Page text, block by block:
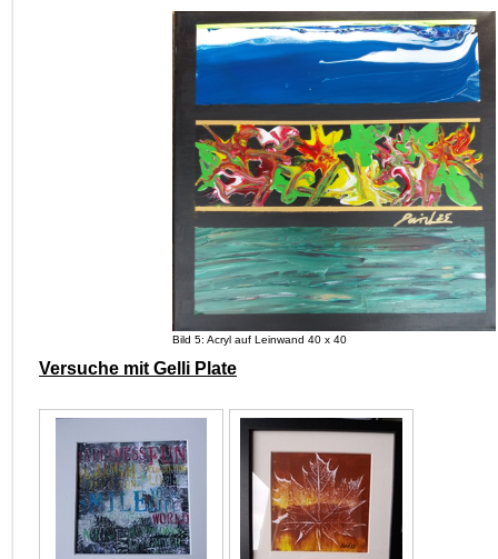
Bild 5: Acryl auf Leinwand 40 x 40
Versuche mit Gelli Plate